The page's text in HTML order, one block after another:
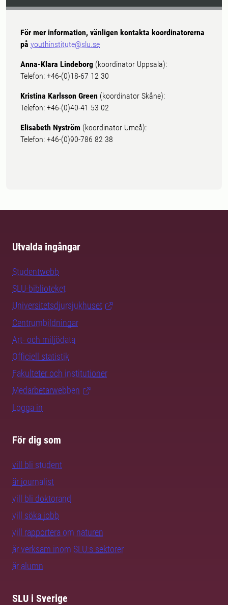
För mer information, vänligen kontakta koordinatorerna
på youthinstitute@slu.se
Anna-Klara Lindeborg (koordinator Uppsala):
Telefon: +46-(0)18-67 12 30
Kristina Karlsson Green (koordinator Skåne):
Telefon: +46-(0)40-41 53 02
Elisabeth Nyström (koordinator Umeå):
Telefon: +46-(0)90-786 82 38
Utvalda ingångar
Studentwebb
SLU-biblioteket
Universitetsdjursjukhuset
Centrumbildningar
Art- och miljödata
Officiell statistik
Fakulteter och institutioner
Medarbetarwebben
Logga in
För dig som
vill bli student
är journalist
vill bli doktorand
vill söka jobb
vill rapportera om naturen
är verksam inom SLU:s sektorer
är alumn
SLU i Sverige